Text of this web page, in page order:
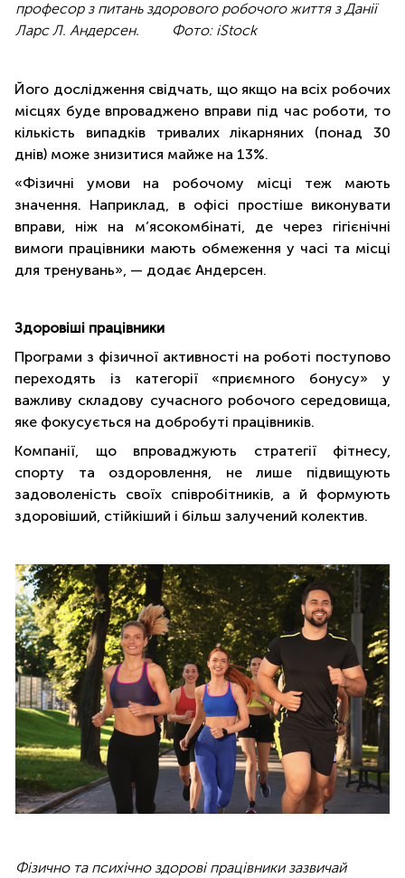
професор з питань здорового робочого життя з Данії
Ларс Л. Андерсен. Фото: iStock
Його дослідження свідчать, що якщо на всіх робочих
місцях буде впроваджено вправи під час роботи, то
кількість випадків тривалих лікарняних (понад 30
днів) може знизитися майже на 13%.
«Фізичні умови на робочому місці теж мають
значення. Наприклад, в офісі простіше виконувати
вправи, ніж на м’ясокомбінаті, де через гігієнічні
вимоги працівники мають обмеження у часі та місці
для тренувань», — додає Андерсен.
Здоровіші працівники
Програми з фізичної активності на роботі поступово
переходять із категорії «приємного бонусу» у
важливу складову сучасного робочого середовища,
яке фокусується на добробуті працівників.
Компанії, що впроваджують стратегії фітнесу,
спорту та оздоровлення, не лише підвищують
задоволеність своїх співробітників, а й формують
здоровіший, стійкіший і більш залучений колектив.
Фізично та психічно здорові працівники зазвичай